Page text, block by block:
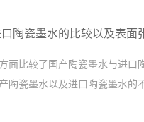
陶瓷墨水的比较以及表面
面比较了国产陶瓷墨水与进
陶瓷墨水以及进口陶瓷墨水的